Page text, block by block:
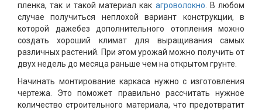
пленка, так и такой материал как агроволокно . В любом
случае получиться неплохой вариант конструкции, в
которой дажебез дополнительного отопления можно
создать хороший климат для выращивания самых
различных растений. При этом урожай можно получить от
двух недель до месяца раньше чем на открытом грунте.
Начинать монтирование каркаса нужно с изготовления
чертежа. Это поможет правильно рассчитать нужное
количество строительного материала, что предотвратит